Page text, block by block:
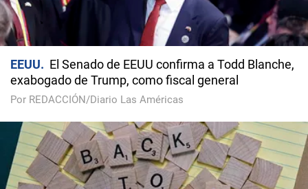
EEUU
El Senado de EEUU confirma a Todd Blanche,
exabogado de Trump, como fiscal general
Por REDACCIÓN/Diario Las Américas